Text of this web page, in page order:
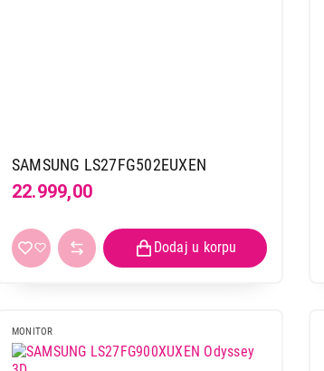
SAMSUNG LS27FG502EUXEN
22.999,00
MONITOR